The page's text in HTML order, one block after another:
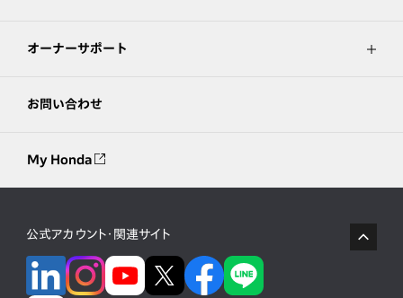
オーナーサポート
お問い合わせ
My Honda
公式アカウント・関連サイト